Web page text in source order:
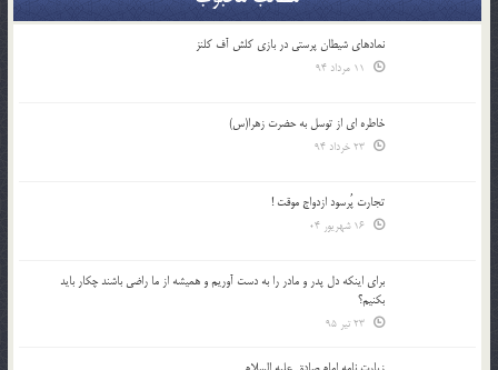
نمادهای شیطان پرستی در بازی کلش آف کلنز
خاطره ای از توسل به حضرت زهرا(س)
تجارت پُرسود ازدواج موقت !
براي اينكه دل پدر و مادر را به دست آوريم و هميشه از ما راضي باشند چكار بايد
بكنيم؟